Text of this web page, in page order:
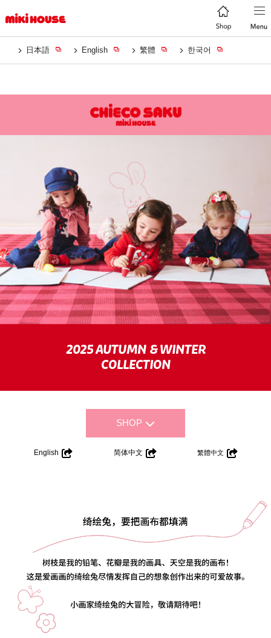
日本語 English 繁體 한국어
2025 AUTUMN & WINTER
COLLECTION
SHOP
English 简体中文 繁體中文